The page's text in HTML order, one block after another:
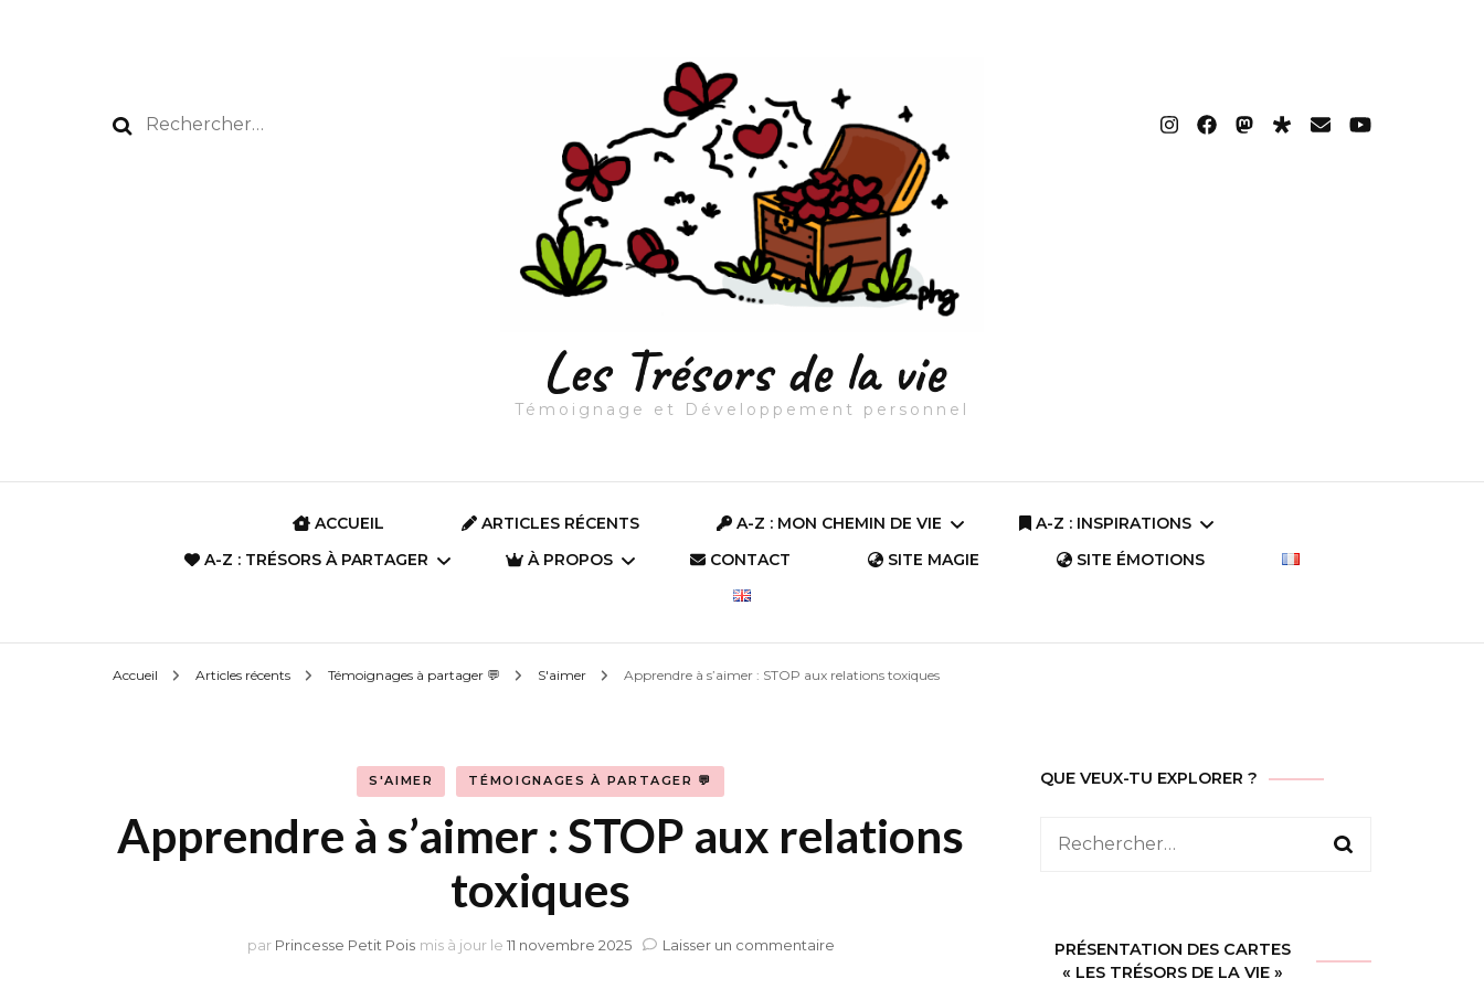
Rechercher :
Les Trésors de la vie
Témoignage et Développement personnel
ACCUEIL ARTICLES RÉCENTS A-Z : MON CHEMIN DE VIE
A-Z : S’aimer
A-Z : INSPIRATIONS
A-Z : TRÉSORS À PARTAGER
A-Z : Films, Dramas,
Séries
À PROPOS
Parlons Trésor
Pourquoi ce site ?
CONTACT SITE MAGIE SITE ÉMOTIONS
Accueil Articles récents Témoignages à partager 💬 S'aimer Apprendre à s’aimer : STOP aux relations toxiques
S'AIMER TÉMOIGNAGES À PARTAGER 💬
Apprendre à s’aimer : STOP aux relations
toxiques
par Princesse Petit Pois mis à jour le 11 novembre 2025 Laisser un commentairesur
QUE VEUX-TU EXPLORER ?
Rechercher :
PRÉSENTATION DES CARTES
« LES TRÉSORS DE LA VIE »